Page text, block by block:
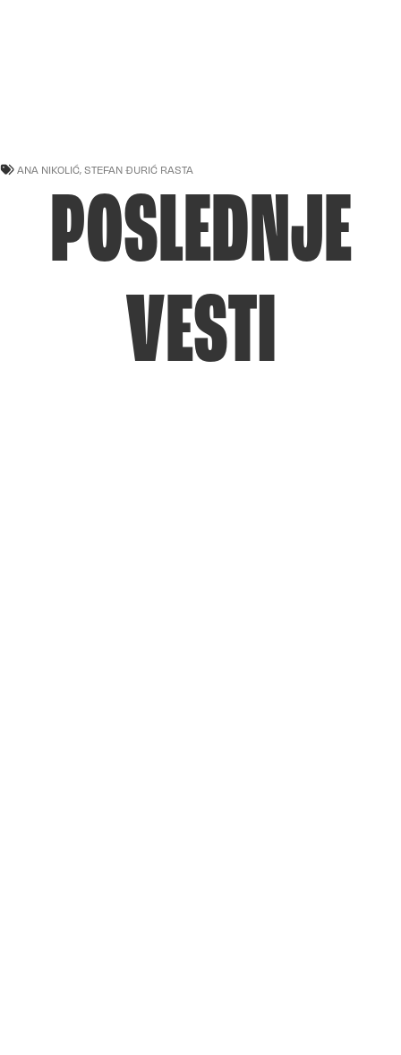
ANA NIKOLIĆ, STEFAN ĐURIĆ RASTA
POSLEDNJE
VESTI